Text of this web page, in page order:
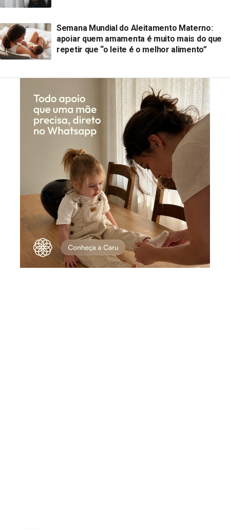
Semana Mundial do Aleitamento Materno:
apoiar quem amamenta é muito mais do que
repetir que “o leite é o melhor alimento”